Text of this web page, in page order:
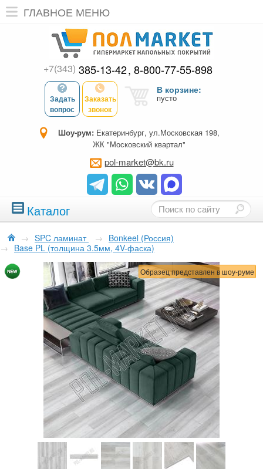
ГЛАВНОЕ МЕНЮ
+7(343) 385-13-42 8-800-77-55-898
Задать
вопрос
Заказать
звонок
В корзине:
пусто
Шоу-рум: Екатеринбург, ул.Московская 198,
ЖК "Московский квартал"
pol-market@bk.ru
Каталог
→ SPC ламинат → Bonkeel (Россия)
→ Base PL (толщина 3.5мм, 4V-фаска)
Образец представлен в шоу-руме